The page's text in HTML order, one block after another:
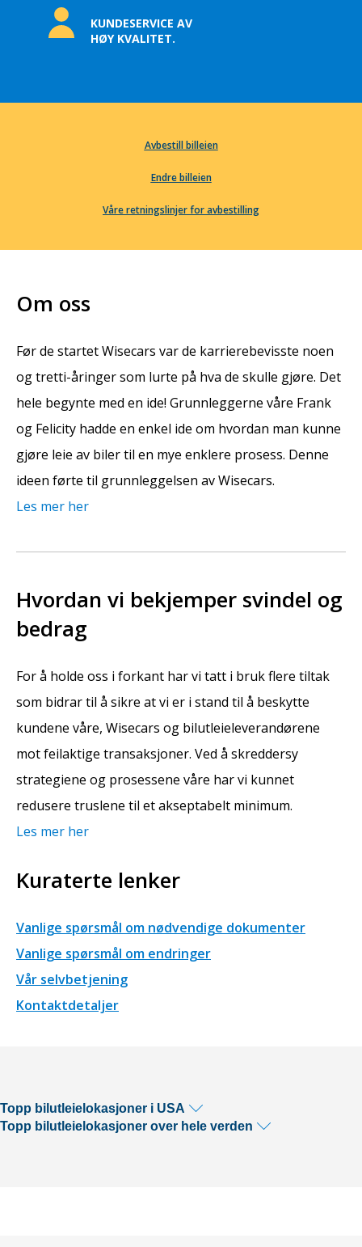
KUNDESERVICE AV
HØY KVALITET.
Avbestill billeien
Endre billeien
Våre retningslinjer for avbestilling
Om oss
Før de startet Wisecars var de karrierebevisste noen
og tretti-åringer som lurte på hva de skulle gjøre. Det
hele begynte med en ide! Grunnleggerne våre Frank
og Felicity hadde en enkel ide om hvordan man kunne
gjøre leie av biler til en mye enklere prosess. Denne
ideen førte til grunnleggelsen av Wisecars.
Les mer her
Hvordan vi bekjemper svindel og
bedrag
For å holde oss i forkant har vi tatt i bruk flere tiltak
som bidrar til å sikre at vi er i stand til å beskytte
kundene våre, Wisecars og bilutleieleverandørene
mot feilaktige transaksjoner. Ved å skreddersy
strategiene og prosessene våre har vi kunnet
redusere truslene til et akseptabelt minimum.
Les mer her
Kuraterte lenker
Vanlige spørsmål om nødvendige dokumenter
Vanlige spørsmål om endringer
Vår selvbetjening
Kontaktdetaljer
Topp bilutleielokasjoner i USA
Topp bilutleielokasjoner over hele verden